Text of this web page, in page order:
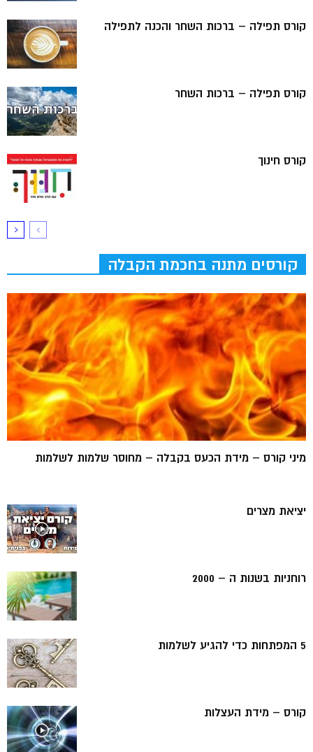
קורס תפילה – ברכות השחר והכנה לתפילה
קורס תפילה – ברכות השחר
קורס חינוך
קורסים מתנה בחכמת הקבלה
מיני קורס – מידת הכעס בקבלה – מחוסר שלמות לשלמות
יציאת מצרים
רוחניות בשנות ה – 2000
5 המפתחות כדי להגיע לשלמות
קורס – מידת העצלות